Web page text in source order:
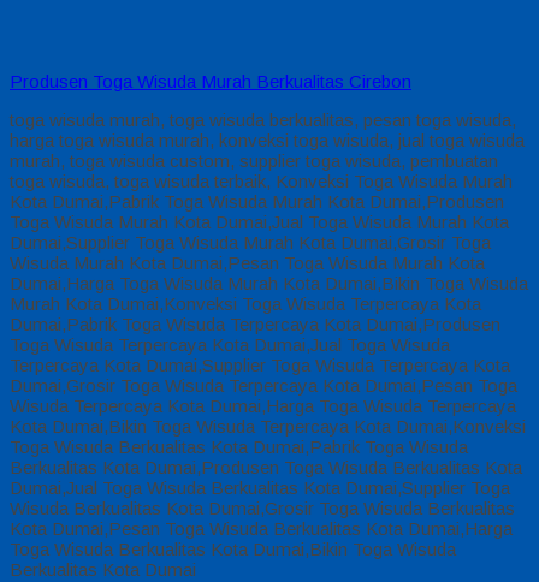
Produsen Toga Wisuda Murah Berkualitas Cirebon
toga wisuda murah, toga wisuda berkualitas, pesan toga wisuda,
harga toga wisuda murah, konveksi toga wisuda, jual toga wisuda
murah, toga wisuda custom, supplier toga wisuda, pembuatan
toga wisuda, toga wisuda terbaik, Konveksi Toga Wisuda Murah
Kota Dumai,Pabrik Toga Wisuda Murah Kota Dumai,Produsen
Toga Wisuda Murah Kota Dumai,Jual Toga Wisuda Murah Kota
Dumai,Supplier Toga Wisuda Murah Kota Dumai,Grosir Toga
Wisuda Murah Kota Dumai,Pesan Toga Wisuda Murah Kota
Dumai,Harga Toga Wisuda Murah Kota Dumai,Bikin Toga Wisuda
Murah Kota Dumai,Konveksi Toga Wisuda Terpercaya Kota
Dumai,Pabrik Toga Wisuda Terpercaya Kota Dumai,Produsen
Toga Wisuda Terpercaya Kota Dumai,Jual Toga Wisuda
Terpercaya Kota Dumai,Supplier Toga Wisuda Terpercaya Kota
Dumai,Grosir Toga Wisuda Terpercaya Kota Dumai,Pesan Toga
Wisuda Terpercaya Kota Dumai,Harga Toga Wisuda Terpercaya
Kota Dumai,Bikin Toga Wisuda Terpercaya Kota Dumai,Konveksi
Toga Wisuda Berkualitas Kota Dumai,Pabrik Toga Wisuda
Berkualitas Kota Dumai,Produsen Toga Wisuda Berkualitas Kota
Dumai,Jual Toga Wisuda Berkualitas Kota Dumai,Supplier Toga
Wisuda Berkualitas Kota Dumai,Grosir Toga Wisuda Berkualitas
Kota Dumai,Pesan Toga Wisuda Berkualitas Kota Dumai,Harga
Toga Wisuda Berkualitas Kota Dumai,Bikin Toga Wisuda
Berkualitas Kota Dumai